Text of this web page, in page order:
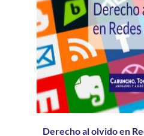
Derecho al olvido en